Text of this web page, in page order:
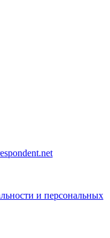
и персональных